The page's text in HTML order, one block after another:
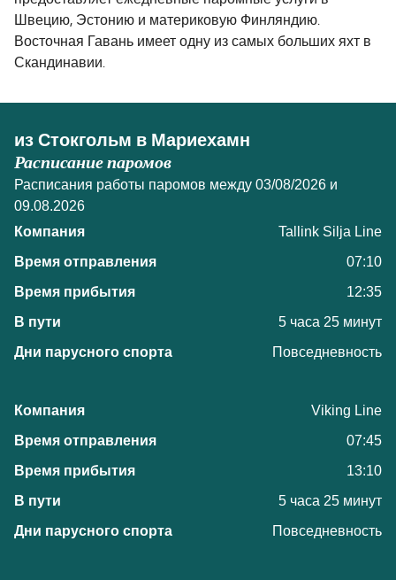
Швецию, Эстонию и материковую Финляндию.
Восточная Гавань имеет одну из самых больших яхт в
Скандинавии.
из Стокгольм в Мариехамн
Расписание паромов
Расписания работы паромов между 03/08/2026 и
09.08.2026
Tallink Silja Line
07:10
12:35
5 часа 25 минут
Повседневность
Viking Line
07:45
13:10
5 часа 25 минут
Повседневность